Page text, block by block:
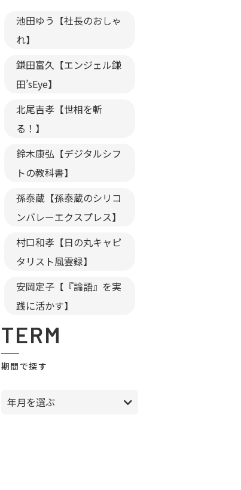
池田ゆう【社長のおしゃ
れ】
鎌田富久【エンジェル鎌
田’sEye】
北尾吉孝【世相を斬
る！】
鈴木康弘【デジタルシフ
トの教科書】
孫泰蔵【孫泰蔵のシリコ
ンバレーエクスプレス】
村口和孝【日の丸キャピ
タリスト風雲録】
安岡定子【『論語』を実
践に活かす】
TERM
期間で探す
年月を選ぶ